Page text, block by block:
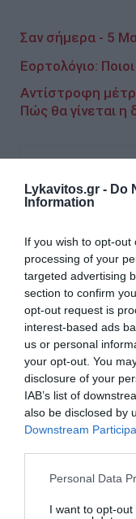
Lykavitos.gr - Do
Information
If you wish to opt-
processing of your
targeted advertising
section to confirm
opt-out request is
interest-based ads
us or personal
your opt-out. You
disclosure of your
IAB’s list of
also be disclosed by
Downstream
Please note that this
not limited to your
Personal Data
I want to opt-
Σαν σήμερα - 5
Εορτολόγιο:
Αντίστροφη
Πώς θα γίνεται η
στο
Πώς το πράσινο
του ήπατος
Υψηλή
αποφεύγουμε
Ρόδος: Στο